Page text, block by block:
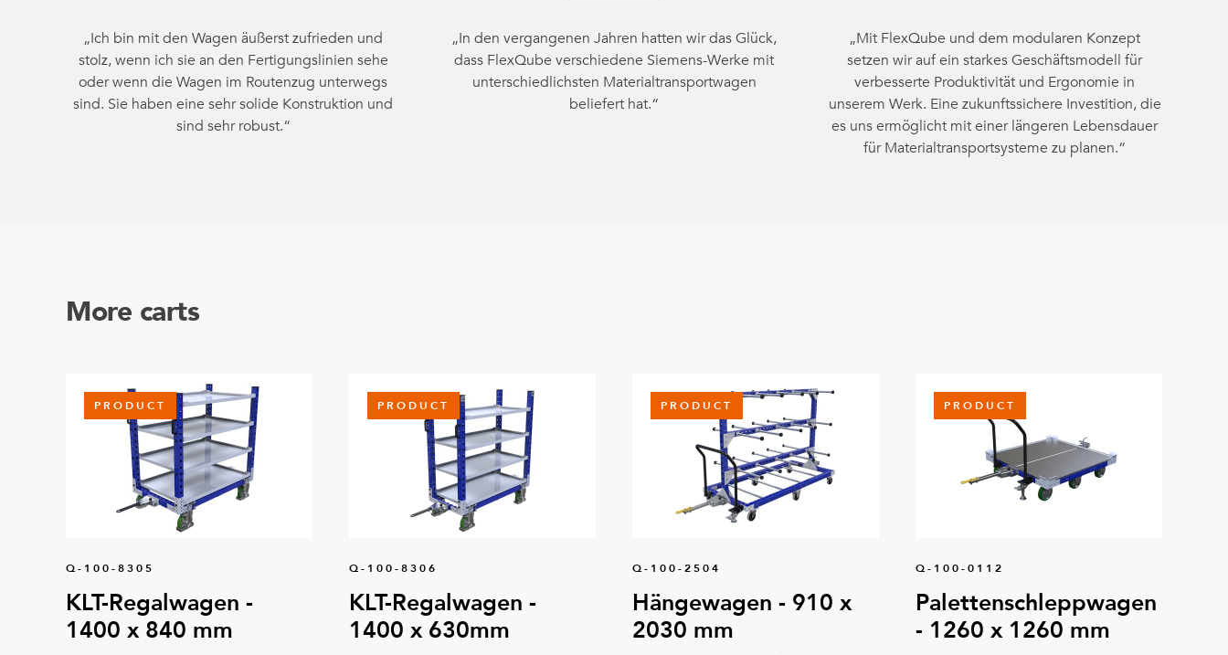
„Ich bin mit den Wagen äußerst zufrieden und
stolz, wenn ich sie an den Fertigungslinien sehe
oder wenn die Wagen im Routenzug unterwegs
sind. Sie haben eine sehr solide Konstruktion und
sind sehr robust.“
„In den vergangenen Jahren hatten wir das Glück,
dass FlexQube verschiedene Siemens-Werke mit
unterschiedlichsten Materialtransportwagen
beliefert hat.“
„Mit FlexQube und dem modularen Konzept
setzen wir auf ein starkes Geschäftsmodell für
verbesserte Produktivität und Ergonomie in
unserem Werk. Eine zukunftssichere Investition, die
es uns ermöglicht mit einer längeren Lebensdauer
für Materialtransportsysteme zu planen.“
More carts
PRODUCT
Q-100-8305
KLT-Regalwagen -
1400 x 840 mm
PRODUCT
Q-100-8306
KLT-Regalwagen -
1400 x 630mm
PRODUCT
Q-100-2504
Hängewagen - 910 x
2030 mm
PRODUCT
Q-100-0112
Palettenschleppwagen
- 1260 x 1260 mm